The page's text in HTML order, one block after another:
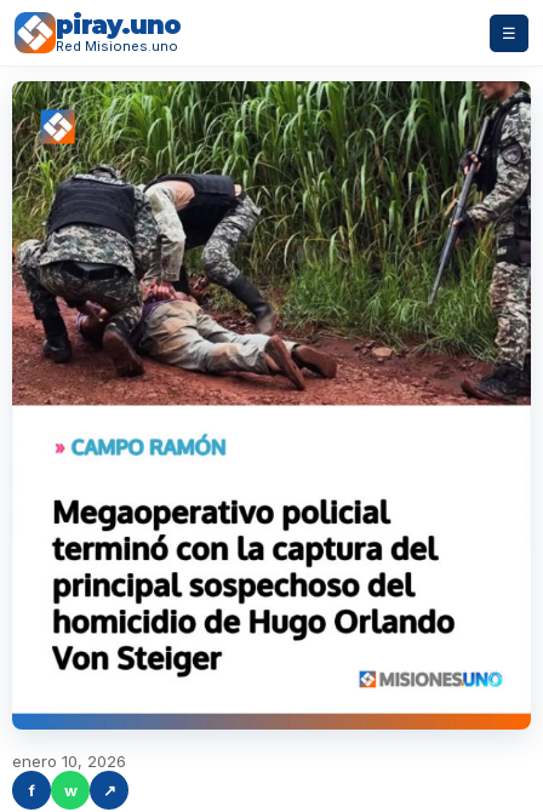
piray.uno
Red Misiones.uno
☰
enero 10, 2026
f
w ↗